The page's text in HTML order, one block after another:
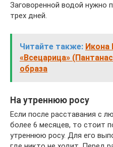
Заговоренной водой нужно
трех дней.
Читайте также:
«Всецарица»
образа
На утреннюю росу
Если после расставания с
более 6 месяцев, то стоит
утреннюю росу. Для его